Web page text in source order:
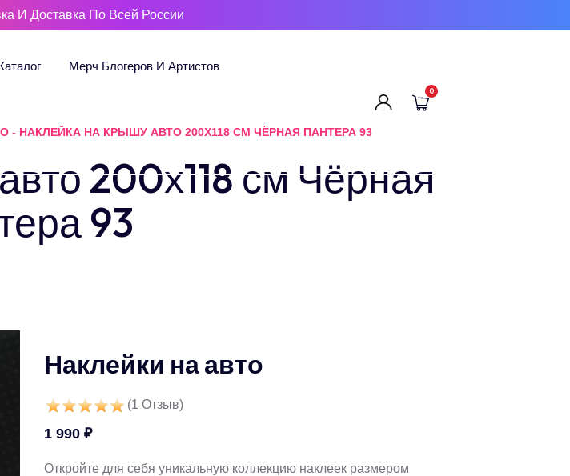
И Доставка По Всей России
Мерч Блогеров И Артистов
0
- НАКЛЕЙКА НА КРЫШУ АВТО 200Х118 СМ ЧЁРНАЯ ПАНТЕРА 93
200х118 см Чёрная
93
Наклейки на авто
(1 Отзыв)
1 990 ₽
Откройте для себя уникальную коллекцию наклеек размером